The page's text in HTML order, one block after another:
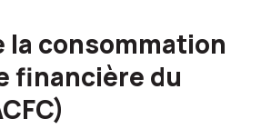
la consommation
financière du